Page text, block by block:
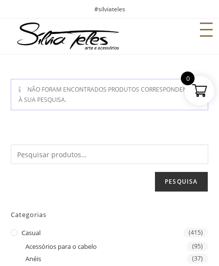
#silviateles
NÃO FORAM ENCONTRADOS PRODUTOS CORRESPONDENTES
À SUA PESQUISA.
PESQUISA
Categorias
Casual (415)
Acessórios para o cabelo (95)
Anéis (37)
0